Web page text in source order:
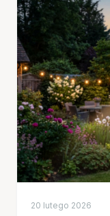
20 lutego 2026